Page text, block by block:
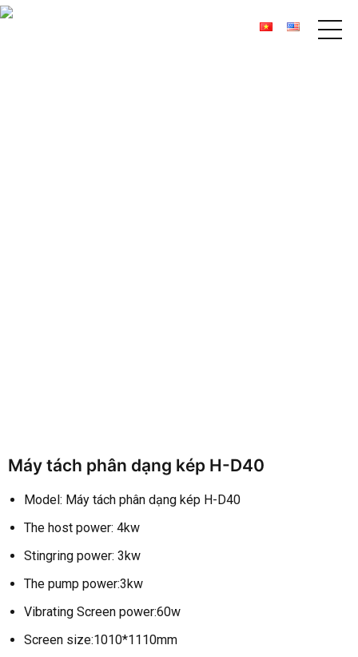
Máy tách phân dạng kép H-D40
Model: Máy tách phân dạng kép H-D40
The host power: 4kw
Stingring power: 3kw
The pump power:3kw
Vibrating Screen power:60w
Screen size:1010*1110mm